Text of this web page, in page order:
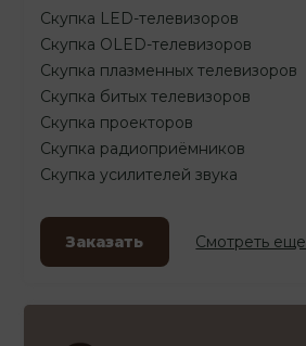
Скупка LED-телевизоров
Скупка OLED-телевизоров
Скупка плазменных телевизоров
Скупка битых телевизоров
Скупка проекторов
Скупка радиоприёмников
Скупка усилителей звука
Заказать Смотреть еще